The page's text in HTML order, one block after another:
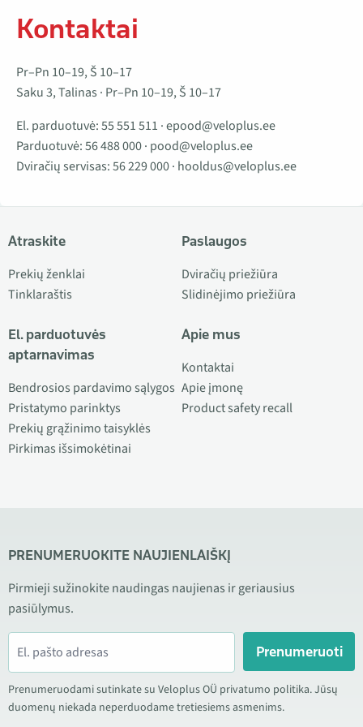
Kontaktai
Pr–Pn 10–19, Š 10–17
Saku 3, Talinas · Pr–Pn 10–19, Š 10–17
El. parduotuvė:55 551 511 ·epood@veloplus.ee
Parduotuvė:56 488 000· pood@veloplus.ee
Dviračių servisas:56 229 000· hooldus@veloplus.ee
Atraskite
Prekių ženklai
Tinklaraštis
El. parduotuvės
aptarnavimas
Bendrosios pardavimo sąlygos
Pristatymo parinktys
Prekių grąžinimo taisyklės
Pirkimas išsimokėtinai
Paslaugos
Dviračių priežiūra
Slidinėjimo priežiūra
Apie mus
Kontaktai
Apie įmonę
Product safety recall
PRENUMERUOKITE NAUJIENLAIŠKĮ
Pirmieji sužinokite naudingas naujienas ir geriausius
pasiūlymus.
Prenumeruoti
Prenumeruodami sutinkate su Veloplus OÜ privatumo politika. Jūsų
duomenų niekada neperduodame tretiesiems asmenims.